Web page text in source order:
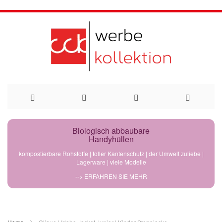
Direkt
Biologisch abbaubare
Handyhüllen
kompostierbare Rohstoffe | toller Kantenschutz | der Umwelt zuliebe |
Lagerware | viele Modelle
--> ERFAHREN SIE MEHR